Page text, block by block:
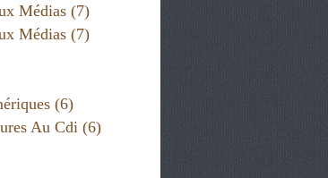
Médias (7)
Médias (7)
(6)
Au Cdi (6)